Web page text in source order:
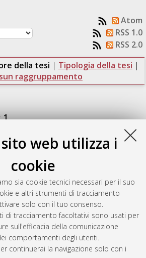
web utilizza i
cookie
sia cookie tecnici necessari per il suo
e altri strumenti di tracciamento
solo con il tuo consenso.
di tracciamento facoltativi sono usati per
sull'efficacia della comunicazione
comportamenti degli utenti.
continuerai la navigazione solo con i
Atom
RSS 1.0
RSS 2.0
della tesi | Tipologia della tesi |
raggruppamento
1.
[Laurea magistrale], Università di
in Automation engineering /
[LM-DM270]
generata ilSat Aug 8 10:07:06 2026
CEST